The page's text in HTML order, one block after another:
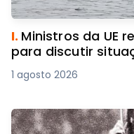
I. Ministros da UE
para discutir
1 agosto 2026